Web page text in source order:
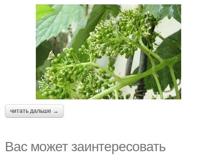
читать дальше →
Вас может заинтересовать